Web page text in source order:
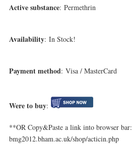
Active substance: Permethrin
Availability: In Stock!
Payment method: Visa / MasterCard
Were to buy:
**OR Copy&Paste a link into browser bar:
bmg2012.bham.ac.uk/shop/acticin.php